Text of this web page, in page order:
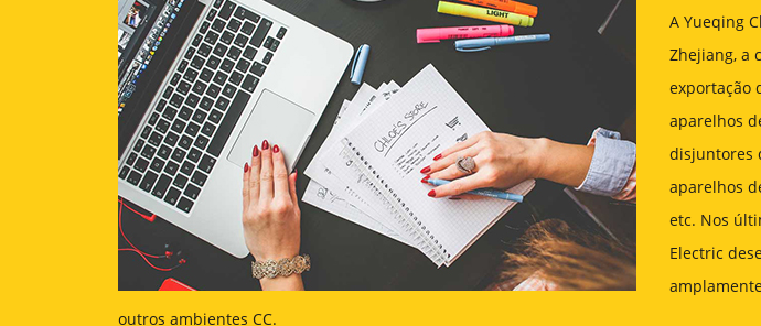
A Yueqing
Zhejiang, a
exportação
aparelhos
disjuntores
aparelhos
etc. Nos
Electric
outros ambientes CC.